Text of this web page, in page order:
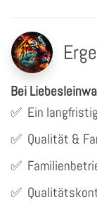
Bei
✅ Ein
✅ Qualität &
✅
✅